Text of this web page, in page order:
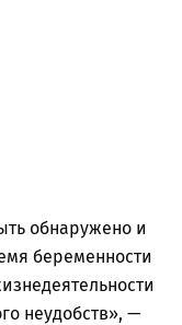
обнаружено и
беременности
неудобств», —